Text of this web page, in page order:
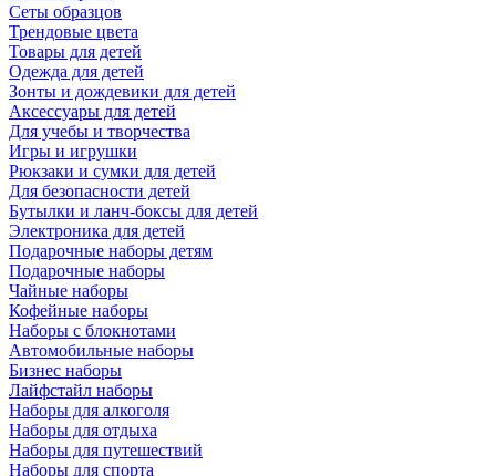
Сеты образцов
Трендовые цвета
Товары для детей
Одежда для детей
Зонты и дождевики для детей
Аксессуары для детей
Для учебы и творчества
Игры и игрушки
Рюкзаки и сумки для детей
Для безопасности детей
Бутылки и ланч-боксы для детей
Электроника для детей
Подарочные наборы детям
Подарочные наборы
Чайные наборы
Кофейные наборы
Наборы с блокнотами
Автомобильные наборы
Бизнес наборы
Лайфстайл наборы
Наборы для алкоголя
Наборы для отдыха
Наборы для путешествий
Наборы для спорта